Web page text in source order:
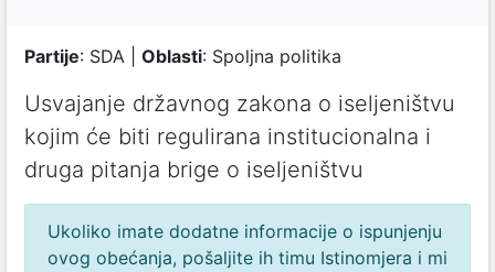
Partije: SDA | Oblasti: Spoljna politika
Usvajanje državnog zakona o iseljeništvu
kojim će biti regulirana institucionalna i
druga pitanja brige o iseljeništvu
Ukoliko imate dodatne informacije o ispunjenju
ovog obećanja, pošaljite ih timu Istinomjera i mi